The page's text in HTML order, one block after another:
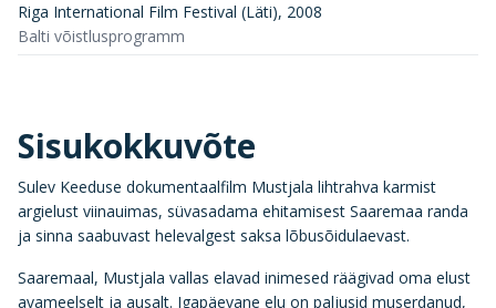
Riga International Film Festival (Läti), 2008
Balti võistlusprogramm
Sisukokkuvõte
Sulev Keeduse dokumentaalfilm Mustjala lihtrahva karmist
argielust viinauimas, süvasadama ehitamisest Saaremaa randa
ja sinna saabuvast helevalgest saksa lõbusõidulaevast.
Saaremaal, Mustjala vallas elavad inimesed räägivad oma elust
avameelselt ja ausalt. Igapäevane elu on paljusid muserdanud,